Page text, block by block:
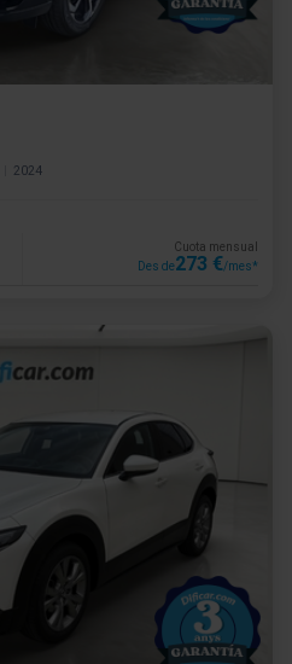
2024
Cuota mensual
Des de273 €/mes*